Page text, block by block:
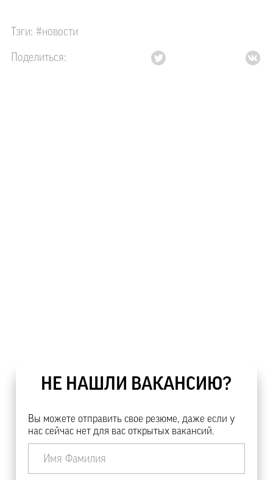
Тэги: #новости
Поделиться:
НЕ НАШЛИ ВАКАНСИЮ?
Вы можете отправить свое резюме, даже если у
нас сейчас нет для вас открытых вакансий.